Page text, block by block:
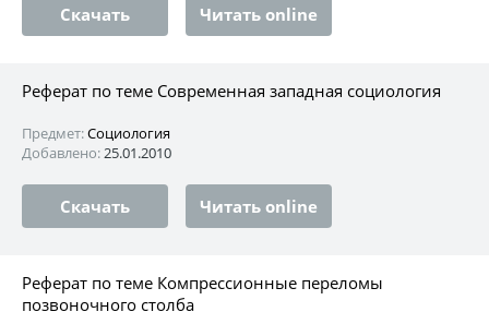
Скачать Читать online
Реферат по теме Современная западная социология
Предмет:Социология
Добавлено:25.01.2010
Скачать Читать online
Реферат по теме Компрессионные переломы
позвоночного столба